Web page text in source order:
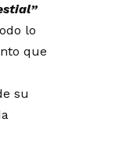
”
lo
que
su